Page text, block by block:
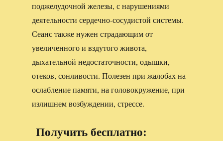
поджелудочной железы, с нарушениями
деятельности сердечно-сосудистой системы.
Сеанс также нужен страдающим от
увеличенного и вздутого живота,
дыхательной недостаточности, одышки,
отеков, сонливости. Полезен при жалобах на
ослабление памяти, на головокружение, при
излишнем возбуждении, стрессе.
Получить бесплатно: